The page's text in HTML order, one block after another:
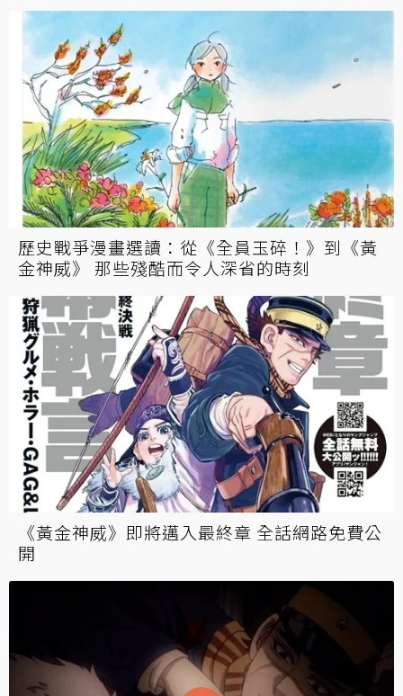
歷史戰爭漫畫選讀：從《全員玉碎！》到《黃
金神威》 那些殘酷而令人深省的時刻
《黃金神威》即將邁入最終章 全話網路免費公
開